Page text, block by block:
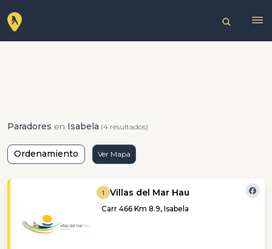
Paradores en Isabela (4 resultados)
Ordenamiento Ver Mapa
1 Villas del Mar Hau
Carr 466 Km 8.9, Isabela